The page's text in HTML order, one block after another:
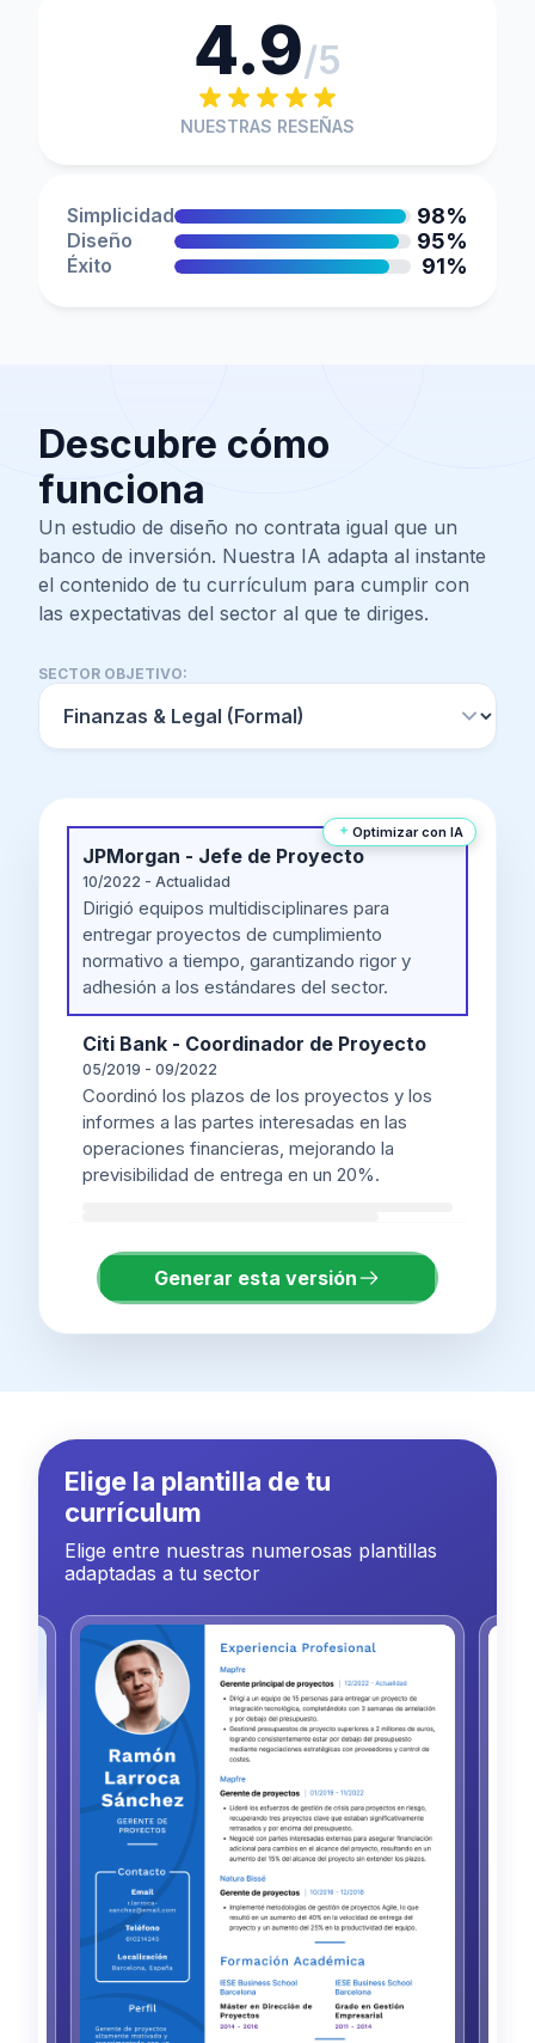
4.9/5
NUESTRAS RESEÑAS
Simplicidad 98%
Diseño 95%
Éxito 91%
Descubre cómo
funciona
Un estudio de diseño no contrata igual que un
banco de inversión. Nuestra IA adapta al instante
el contenido de tu currículum para cumplir con
las expectativas del sector al que te diriges.
SECTOR OBJETIVO:
Optimizar con IA
JPMorgan - Jefe de Proyecto
10/2022 - Actualidad
Dirigió equipos multidisciplinares para
entregar proyectos de cumplimiento
normativo a tiempo, garantizando rigor y
adhesión a los estándares del sector.
Citi Bank - Coordinador de Proyecto
05/2019 - 09/2022
Coordinó los plazos de los proyectos y los
informes a las partes interesadas en las
operaciones financieras, mejorando la
previsibilidad de entrega en un 20%.
Generar esta versión
Elige la plantilla de tu
currículum
Elige entre nuestras numerosas plantillas
adaptadas a tu sector